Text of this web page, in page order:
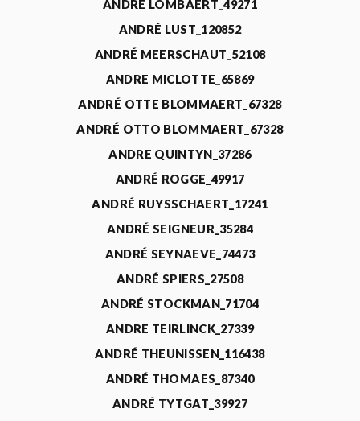
ANDRÉ LOMBAERT_49271
ANDRÉ LUST_120852
ANDRÉ MEERSCHAUT_52108
ANDRE MICLOTTE_65869
ANDRÉ OTTE BLOMMAERT_67328
ANDRÉ OTTO BLOMMAERT_67328
ANDRE QUINTYN_37286
ANDRÉ ROGGE_49917
ANDRÉ RUYSSCHAERT_17241
ANDRÉ SEIGNEUR_35284
ANDRÉ SEYNAEVE_74473
ANDRÉ SPIERS_27508
ANDRÉ STOCKMAN_71704
ANDRE TEIRLINCK_27339
ANDRÉ THEUNISSEN_116438
ANDRÉ THOMAES_87340
ANDRÉ TYTGAT_39927